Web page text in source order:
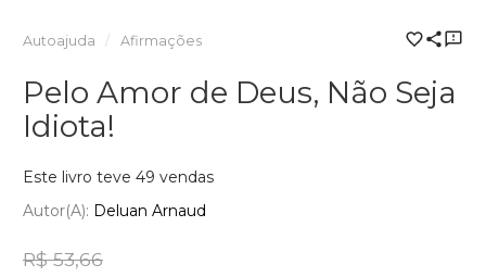
Autoajuda Afirmações
Pelo Amor de Deus, Não Seja
Idiota!
Este livro teve 49 vendas
Autor(a): Deluan Arnaud
R$ 53,66